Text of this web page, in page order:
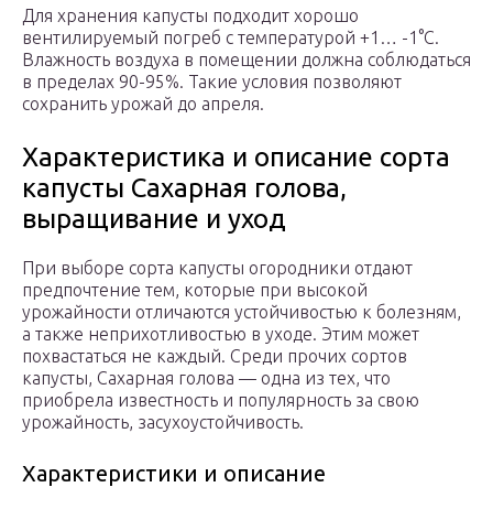
Для хранения капусты подходит хорошо
вентилируемый погреб с температурой +1… -1°С.
Влажность воздуха в помещении должна соблюдаться
в пределах 90-95%. Такие условия позволяют
сохранить урожай до апреля.
Характеристика и описание сорта
капусты Сахарная голова,
выращивание и уход
При выборе сорта капусты огородники отдают
предпочтение тем, которые при высокой
урожайности отличаются устойчивостью к болезням,
а также неприхотливостью в уходе. Этим может
похвастаться не каждый. Среди прочих сортов
капусты, Сахарная голова — одна из тех, что
приобрела известность и популярность за свою
урожайность, засухоустойчивость.
Характеристики и описание